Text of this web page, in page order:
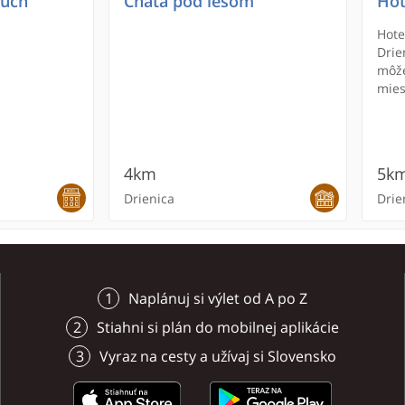
4km
Drienica
Spiaci mních
Chata pod lesom
Paintballhause Bardejov
Synagóga v Prešove
Naplánuj si výlet od A po Z
Stiahni si plán do mobilnej aplikácie
Vyraz na cesty a užívaj si Slovensko